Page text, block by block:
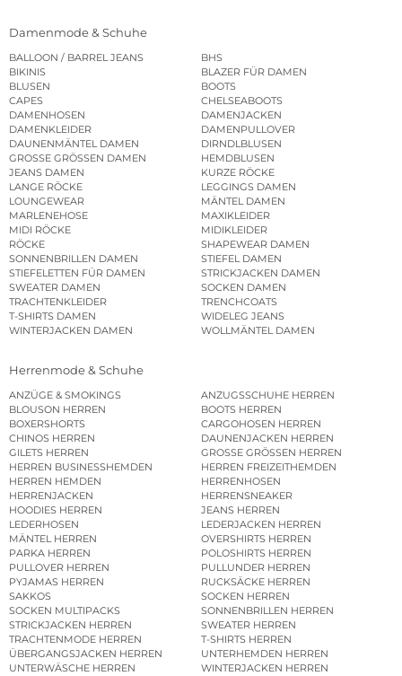
Damenmode & Schuhe
BALLOON / BARREL JEANS
BHS
BIKINIS
BLAZER FÜR DAMEN
BLUSEN
BOOTS
CAPES
CHELSEABOOTS
DAMENHOSEN
DAMENJACKEN
DAMENKLEIDER
DAMENPULLOVER
DAUNENMÄNTEL DAMEN
DIRNDLBLUSEN
GROSSE GRÖSSEN DAMEN
HEMDBLUSEN
JEANS DAMEN
KURZE RÖCKE
LANGE RÖCKE
LEGGINGS DAMEN
LOUNGEWEAR
MÄNTEL DAMEN
MARLENEHOSE
MAXIKLEIDER
MIDI RÖCKE
MIDIKLEIDER
RÖCKE
SHAPEWEAR DAMEN
SONNENBRILLEN DAMEN
STIEFEL DAMEN
STIEFELETTEN FÜR DAMEN
STRICKJACKEN DAMEN
SWEATER DAMEN
SOCKEN DAMEN
TRACHTENKLEIDER
TRENCHCOATS
T-SHIRTS DAMEN
WIDELEG JEANS
WINTERJACKEN DAMEN
WOLLMÄNTEL DAMEN
Herrenmode & Schuhe
ANZÜGE & SMOKINGS
ANZUGSSCHUHE HERREN
BLOUSON HERREN
BOOTS HERREN
BOXERSHORTS
CARGOHOSEN HERREN
CHINOS HERREN
DAUNENJACKEN HERREN
GILETS HERREN
GROSSE GRÖSSEN HERREN
HERREN BUSINESSHEMDEN
HERREN FREIZEITHEMDEN
HERREN HEMDEN
HERRENHOSEN
HERRENJACKEN
HERRENSNEAKER
HOODIES HERREN
JEANS HERREN
LEDERHOSEN
LEDERJACKEN HERREN
MÄNTEL HERREN
OVERSHIRTS HERREN
PARKA HERREN
POLOSHIRTS HERREN
PULLOVER HERREN
PULLUNDER HERREN
PYJAMAS HERREN
RUCKSÄCKE HERREN
SAKKOS
SOCKEN HERREN
SOCKEN MULTIPACKS
SONNENBRILLEN HERREN
STRICKJACKEN HERREN
SWEATER HERREN
TRACHTENMODE HERREN
T-SHIRTS HERREN
ÜBERGANGSJACKEN HERREN
UNTERHEMDEN HERREN
UNTERWÄSCHE HERREN
WINTERJACKEN HERREN